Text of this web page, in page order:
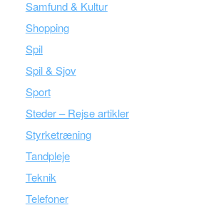
Samfund & Kultur
Shopping
Spil
Spil & Sjov
Sport
Steder – Rejse artikler
Styrketræning
Tandpleje
Teknik
Telefoner